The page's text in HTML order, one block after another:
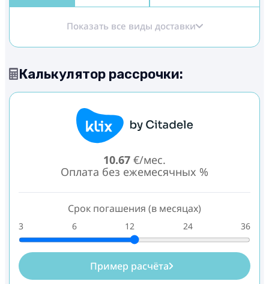
Показать все виды доставки
Калькулятор рассрочки:
10.67 €/мес.
Оплата без ежемесячных %
Срок погашения (в месяцах)
3 6 12 24 36
Пример расчёта